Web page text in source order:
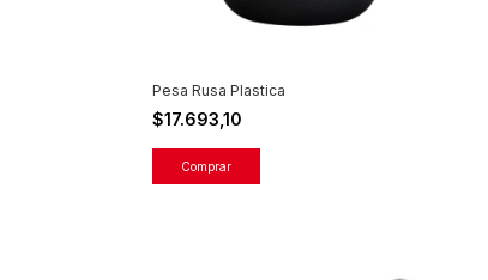
Pesa Rusa Plastica
$17.693,10
Comprar